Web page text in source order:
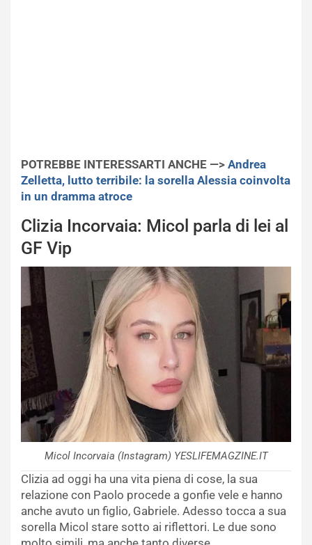
POTREBBE INTERESSARTI ANCHE —> Andrea
Zelletta, lutto terribile: la sorella Alessia coinvolta
in un dramma atroce
Clizia Incorvaia: Micol parla di lei al
GF Vip
Micol Incorvaia (Instagram) YESLIFEMAGZINE.IT
Clizia ad oggi ha una vita piena di cose, la sua
relazione con Paolo procede a gonfie vele e hanno
anche avuto un figlio, Gabriele. Adesso tocca a sua
sorella Micol stare sotto ai riflettori. Le due sono